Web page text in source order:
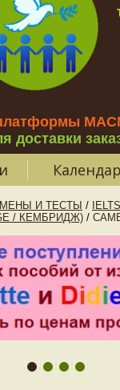
доставки
И ТЕСТЫ / IELTS
/ КЕМБРИДЖ) /